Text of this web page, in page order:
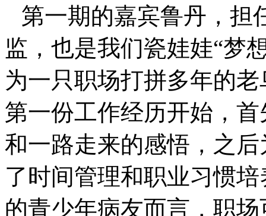
第一期的嘉宾鲁丹，担
监，也是我们瓷娃娃“梦
为一只职场打拼多年的
第一份工作经历开始，
和一路走来的感悟，之
了时间管理和职业习惯
的青少年病友而言，职